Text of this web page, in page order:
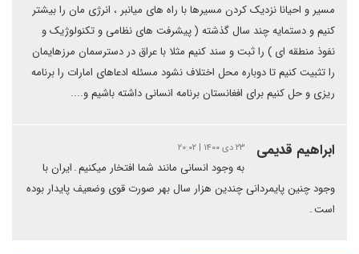
مسیر و احیانا نزدیک کردن مسیرها با راه های میانبر ، انرژی مان را بیشتر
کنیم و دستمایه چند سال گذشته ( پیشرفت های نظامی و تکنولوژیک و
نفوذ منطقه ای ) را ثبت و سند کنیم مثلا با عراق در دسترسمان مرزهایمان
را تثبیت کنیم تا دوباره محل اختلاف نشود مسئله ادعاهای امارات را برنامه
ریزی و حل کنیم برای افغانستان برنامه انسانی داشته باشیم و....
ابراهیم قدیمی ۲۳ دی ۱۴۰۰ | ۲۰:۰۲
به وجود انسانی مانند شما افتخار میکنیم۔ایران با
وجود چنین پایمردانی چندین هزار سال بهر صورت قوی وضعیف پایدار بوده
است۔